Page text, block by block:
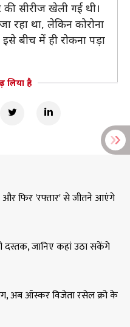
सीरीज खेली गई थी।
रहा था, लेकिन कोरोना
बीच में ही रोकना पड़ा
लिया है
और फिर 'रफ्तार' से जीतने आएंगे
जानिए कहां उठा सकेंगे
अब ऑस्कर विजेता रसेल क्रो के